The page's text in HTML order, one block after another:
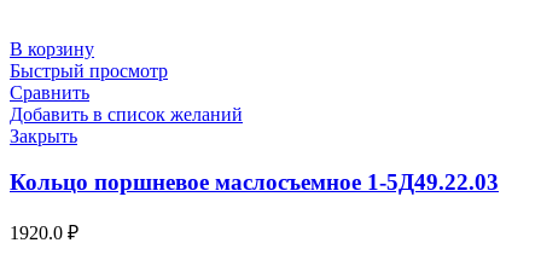
В корзину
Быстрый просмотр
Сравнить
Добавить в список желаний
Закрыть
Кольцо поршневое маслосъемное 1-5Д49.22.03
1920.0 ₽